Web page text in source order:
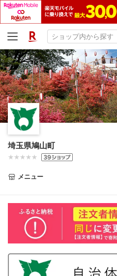
埼玉県鳩山町
メニュー